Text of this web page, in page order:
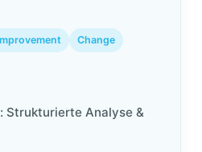
Change
Strukturierte Analyse &